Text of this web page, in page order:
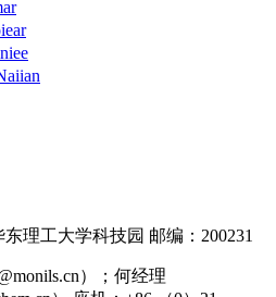
东理工大学科技园 邮编：200231
）；何经理